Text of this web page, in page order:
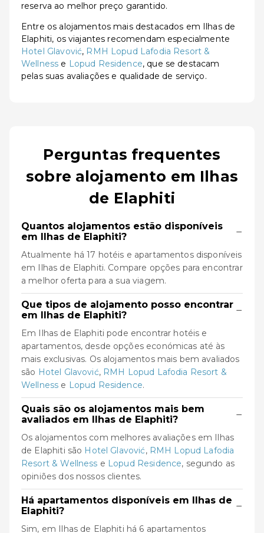
reserva ao melhor preço garantido.
Entre os alojamentos mais destacados em Ilhas de
Elaphiti, os viajantes recomendam especialmente
Hotel Glavović, RMH Lopud Lafodia Resort &
Wellness e Lopud Residence, que se destacam
pelas suas avaliações e qualidade de serviço.
Perguntas frequentes
sobre alojamento em Ilhas
de Elaphiti
Quantos alojamentos estão disponíveis
em Ilhas de Elaphiti?
−
Atualmente há 17 hotéis e apartamentos disponíveis
em Ilhas de Elaphiti. Compare opções para encontrar
a melhor oferta para a sua viagem.
Que tipos de alojamento posso encontrar
em Ilhas de Elaphiti?
−
Em Ilhas de Elaphiti pode encontrar hotéis e
apartamentos, desde opções económicas até às
mais exclusivas. Os alojamentos mais bem avaliados
são Hotel Glavović, RMH Lopud Lafodia Resort &
Wellness e Lopud Residence.
Quais são os alojamentos mais bem
avaliados em Ilhas de Elaphiti?
−
Os alojamentos com melhores avaliações em Ilhas
de Elaphiti são Hotel Glavović, RMH Lopud Lafodia
Resort & Wellness e Lopud Residence, segundo as
opiniões dos nossos clientes.
Há apartamentos disponíveis em Ilhas de
Elaphiti?
−
Sim, em Ilhas de Elaphiti há 6 apartamentos